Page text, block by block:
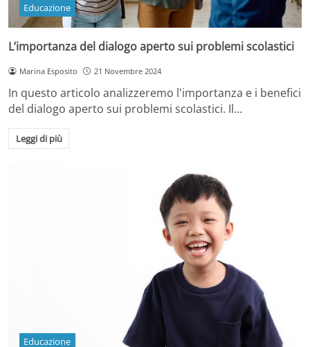
Educazione
L’importanza del dialogo aperto sui problemi scolastici
Marina Esposito 21 Novembre 2024
In questo articolo analizzeremo l'importanza e i benefici
del dialogo aperto sui problemi scolastici. Il…
Leggi di più
Educazione